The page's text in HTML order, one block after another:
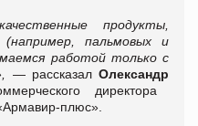
продукты,
пальмовых и
работой только с
— рассказал Олександр
директора
плюс».